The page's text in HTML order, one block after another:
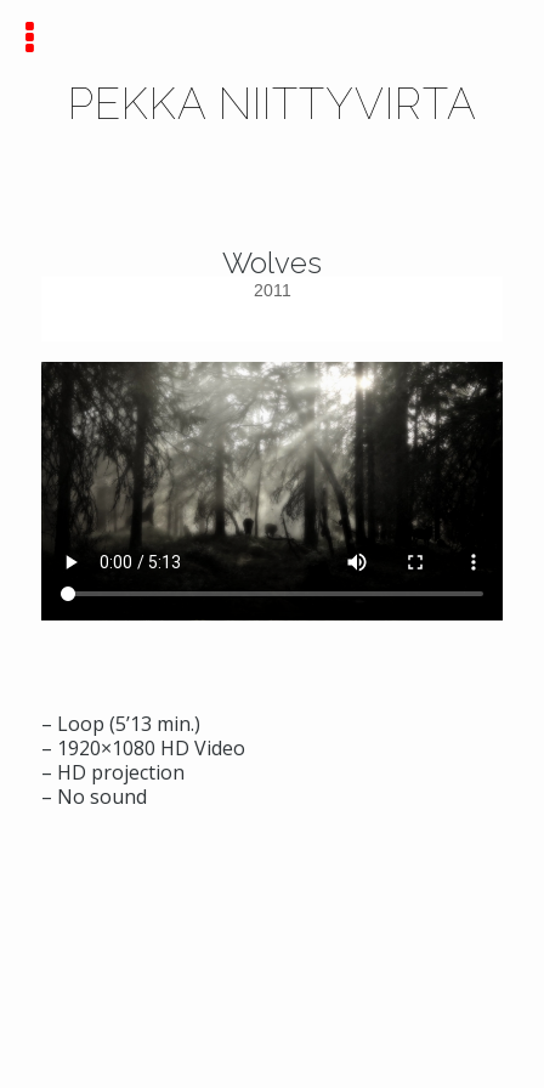
PEKKA NIITTYVIRTA
Wolves
2011
– Loop (5’13 min.)
– 1920×1080 HD Video
– HD projection
– No sound